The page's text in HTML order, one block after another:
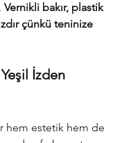
Vernikli bakır, plastik
çünkü teninize
İzden
hem estetik hem de